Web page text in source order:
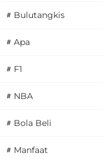
# Bulutangkis
# Apa
# F1
# NBA
# Bola Beli
# Manfaat